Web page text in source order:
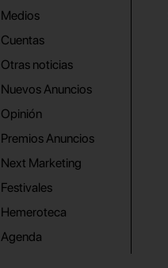
Medios
Cuentas
Otras noticias
Nuevos Anuncios
Opinión
Premios Anuncios
Next Marketing
Festivales
Hemeroteca
Agenda